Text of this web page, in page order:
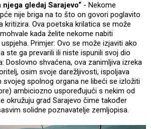
njega gledaj Sarajevo“ - Nekome
nije briga na to što on govori poglavito
kritizira. Ova poetska krilatica se može
kada želite nekome nabiti
Primjer: Ovo se može izjaviti ako
ste ga prevarili ili niste ispunili svoj dio
Doslovno shvaćena, ova zanimljiva izreka
osim svoje darežljivosti, ispoljava
svojeg spolnog organa ne libeći se izložiti
ambiciozno uspoređujući s nekim od
okružuju grad Sarajevo čime također
solidne poznavatelje zemljopisa.